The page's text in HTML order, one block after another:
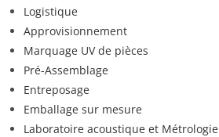
Logistique
Approvisionnement
Marquage UV de pièces
Pré-Assemblage
Entreposage
Emballage sur mesure
Laboratoire acoustique et Métrologie